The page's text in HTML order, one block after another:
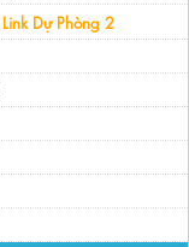
Link Dự Phòng 2